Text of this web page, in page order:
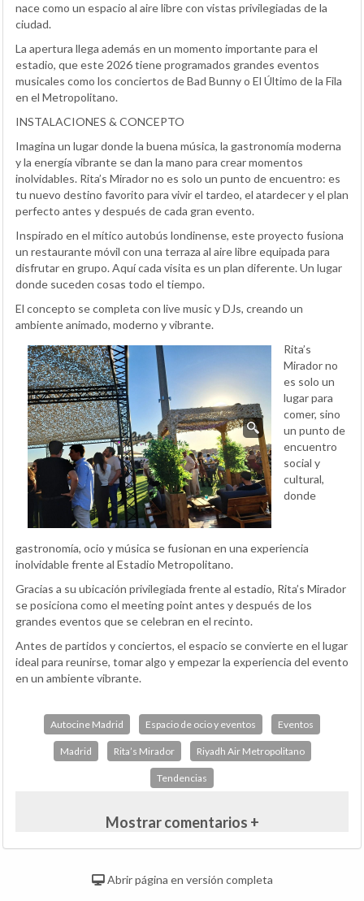
nace como un espacio al aire libre con vistas privilegiadas de la
ciudad.
La apertura llega además en un momento importante para el
estadio, que este 2026 tiene programados grandes eventos
musicales como los conciertos de Bad Bunny o El Último de la Fila
en el Metropolitano.
INSTALACIONES & CONCEPTO
Imagina un lugar donde la buena música, la gastronomía moderna
y la energía vibrante se dan la mano para crear momentos
inolvidables. Rita’s Mirador no es solo un punto de encuentro: es
tu nuevo destino favorito para vivir el tardeo, el atardecer y el plan
perfecto antes y después de cada gran evento.
Inspirado en el mítico autobús londinense, este proyecto fusiona
un restaurante móvil con una terraza al aire libre equipada para
disfrutar en grupo. Aquí cada visita es un plan diferente. Un lugar
donde suceden cosas todo el tiempo.
El concepto se completa con live music y DJs, creando un
ambiente animado, moderno y vibrante.
Rita’s
Mirador no
es solo un
lugar para
comer, sino
un punto de
encuentro
social y
cultural,
donde
gastronomía, ocio y música se fusionan en una experiencia
inolvidable frente al Estadio Metropolitano.
Gracias a su ubicación privilegiada frente al estadio, Rita’s Mirador
se posiciona como el meeting point antes y después de los
grandes eventos que se celebran en el recinto.
Antes de partidos y conciertos, el espacio se convierte en el lugar
ideal para reunirse, tomar algo y empezar la experiencia del evento
en un ambiente vibrante.
Autocine Madrid Espacio de ocio y eventos Eventos
Madrid Rita’s Mirador Riyadh Air Metropolitano
Tendencias
Mostrar comentarios +
Abrir página en versión completa